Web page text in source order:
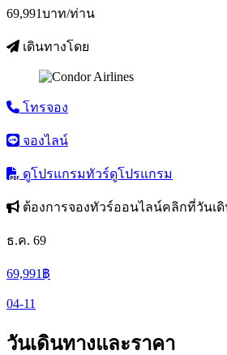
69,991บาท/ท่าน
เดินทางโดย
โทรจอง
จองไลน์
ดูโปรแกรมทัวร์ดูโปรแกรม
ต้องการจองทัวร์ออนไลน์คลิกที่วันเ
ธ.ค. 69
69,991 ฿
04-11
วันเดินทางและราคา